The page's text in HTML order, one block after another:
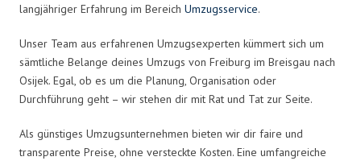
langjähriger Erfahrung im Bereich Umzugsservice.
Unser Team aus erfahrenen Umzugsexperten kümmert sich um
sämtliche Belange deines Umzugs von Freiburg im Breisgau nach
Osijek. Egal, ob es um die Planung, Organisation oder
Durchführung geht – wir stehen dir mit Rat und Tat zur Seite.
Als günstiges Umzugsunternehmen bieten wir dir faire und
transparente Preise, ohne versteckte Kosten. Eine umfangreiche